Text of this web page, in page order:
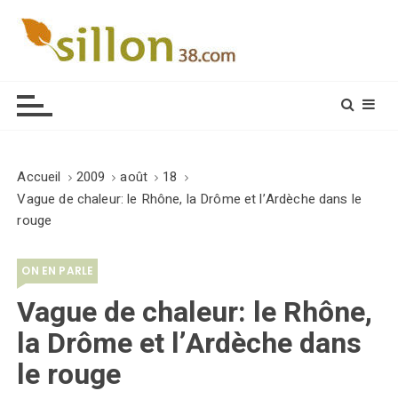
Accueil 2009 août
18
Vague de chaleur: le Rhône, la Drôme et l’Ardèche dans le
rouge
ON EN PARLE
Vague de chaleur: le Rhône,
la Drôme et l’Ardèche dans
le rouge